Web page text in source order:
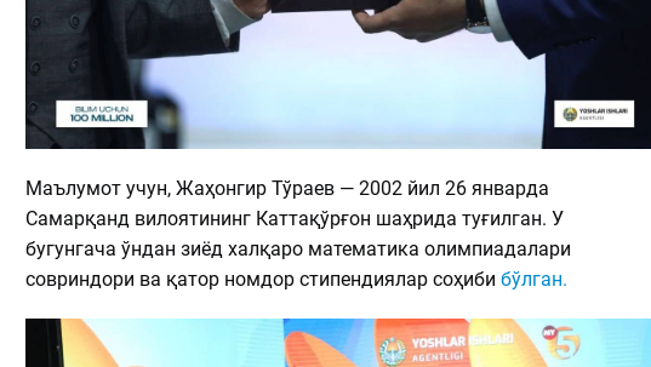
Маълумот учун, Жаҳонгир Тўраев — 2002 йил 26 январда
Самарқанд вилоятининг Каттақўрғон шаҳрида туғилган. У
бугунгача ўндан зиёд халқаро математика олимпиадалари
совриндори ва қатор номдор стипендиялар соҳиби бўлган.